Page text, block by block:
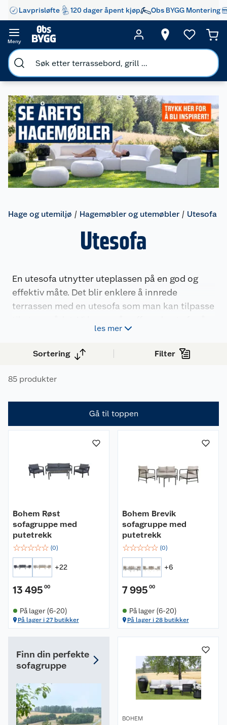
Lavprisløfte 120 dager åpent kjøp Obs BYGG Montering
Meny
Hage og utemiljø Hagemøbler og utemøbler Utesofa
Utesofa
En utesofa utnytter uteplassen på en god og
effektiv måte. Det blir enklere å innrede
terrassen med en utesofa som man kan tilpasse
gjøre det enda mer behagelig.
les mer
Sortering Filter
85 produkter
Gå til toppen
Bohem Røst
sofagruppe med
putetrekk
☆☆☆☆☆ (0)
+22
13 495 00
På lager (6-20)
På lager i 27 butikker
Bohem Brevik
sofagruppe med
putetrekk
☆☆☆☆☆ (0)
+6
7 995 00
På lager (6-20)
På lager i 28 butikker
Finn din perfekte
sofagruppe
BOHEM